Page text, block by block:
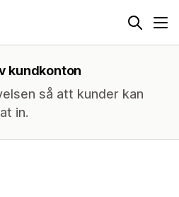
kundkonton
så att kunder kan
in.